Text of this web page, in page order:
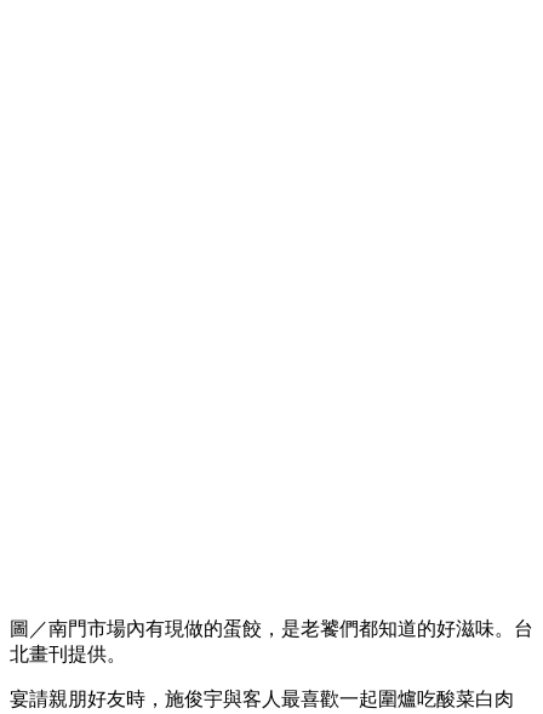
圖／南門市場內有現做的蛋餃，是老饕們都知道的好滋味。台
北畫刊提供。
宴請親朋好友時，施俊宇與客人最喜歡一起圍爐吃酸菜白肉